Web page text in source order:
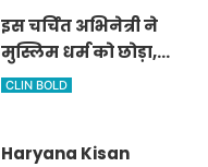
इस चर्चित अभिनेत्री ने
मुस्लिम धर्म को छोड़ा,
नए नाम गीता भारद्वाज
CLIN BOLD
Haryana Kisan